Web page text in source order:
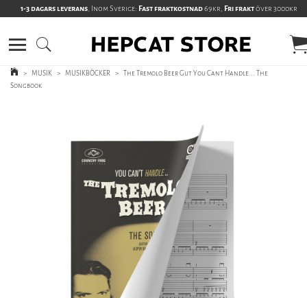
1-3 dagars leverans, Inom Sverige: Fast fraktkostnad69kr, Fri fraktöver 3000kr
> MUSIK > MUSIKBÖCKER > The Tremolo Beer Gut You Cant Handle... The
Songbook